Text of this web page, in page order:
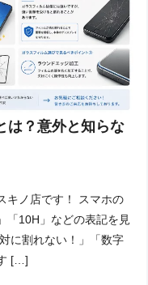
は？意外と知らな
キノ店です！ スマホの
「10H」などの表記を見
に割れない！」「数字
[…]